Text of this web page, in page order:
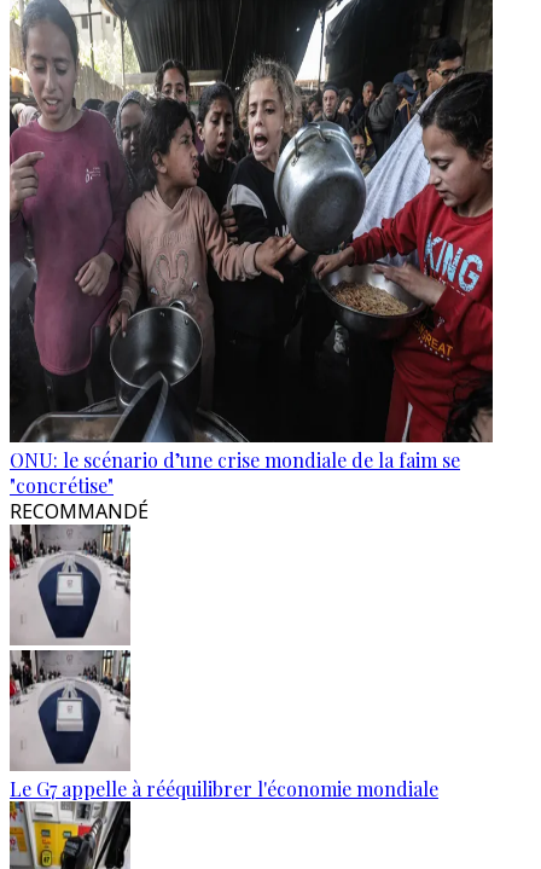
ONU: le scénario d’une crise mondiale de la faim se
"concrétise"
RECOMMANDÉ
Le G7 appelle à rééquilibrer l'économie mondiale